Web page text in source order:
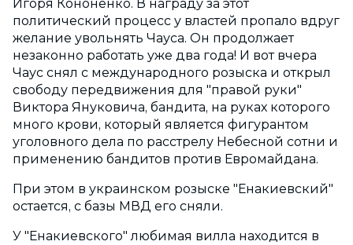
Игоря Кононенко. В награду за этот
политический процесс у властей пропало вдруг
желание увольнять Чауса. Он продолжает
незаконно работать уже два года! И вот вчера
Чаус снял с международного розыска и открыл
свободу передвижения для "правой руки"
Виктора Януковича, бандита, на руках которого
много крови, который является фигурантом
уголовного дела по расстрелу Небесной сотни и
применению бандитов против Евромайдана.
При этом в украинском розыске "Енакиевский"
остается, с базы МВД его сняли.
У "Енакиевского" любимая вилла находится в